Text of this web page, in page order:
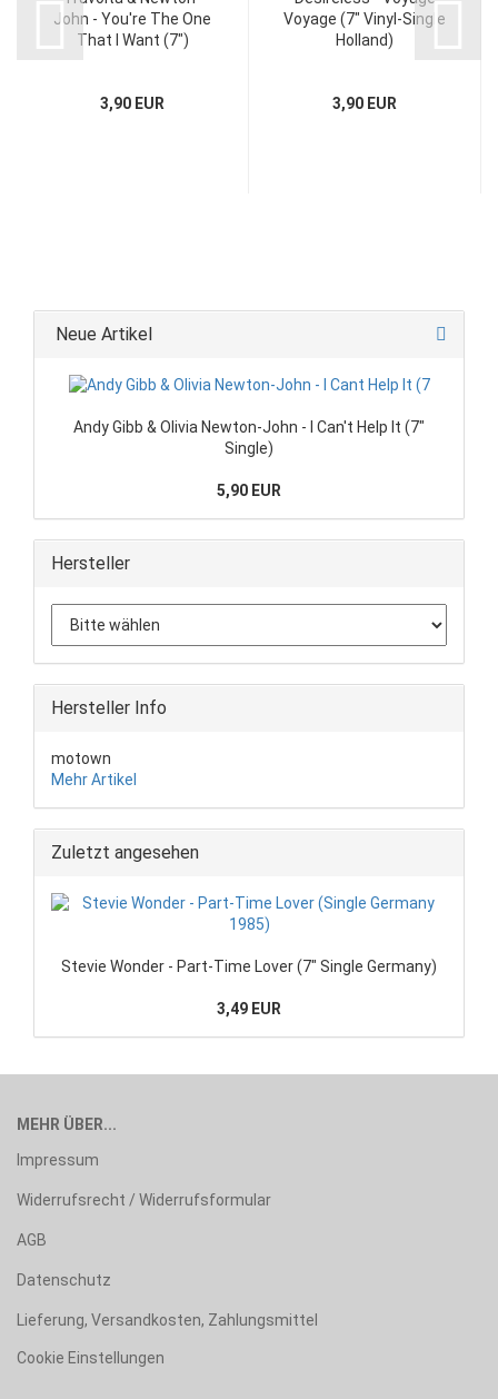
John - You're The One
That I Want (7")
3,90 EUR
Voyage (7" Vinyl-Single
Holland)
3,90 EUR
Neue Artikel
Andy Gibb & Olivia Newton-John - I Can't Help It (7"
Single)
5,90 EUR
Hersteller
Hersteller Info
motown
Mehr Artikel
Zuletzt angesehen
Stevie Wonder - Part-Time Lover (7" Single Germany)
3,49 EUR
MEHR ÜBER...
Impressum
Widerrufsrecht / Widerrufsformular
AGB
Datenschutz
Lieferung, Versandkosten, Zahlungsmittel
Cookie Einstellungen